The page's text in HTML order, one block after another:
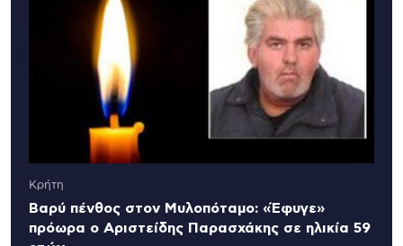
Κρήτη
Βαρύ πένθος στον Μυλοπόταμο: «Έφυγε»
πρόωρα ο Αριστείδης Παρασχάκης σε ηλικία 59